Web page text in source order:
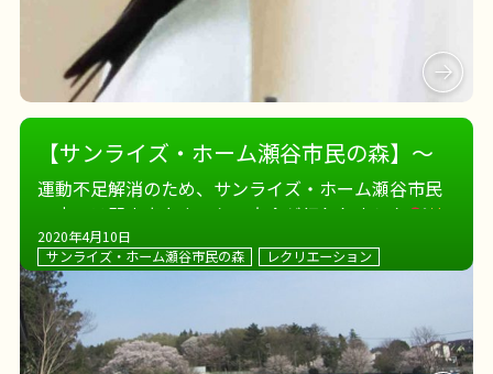
【サンライズ・ホーム瀬谷市民の森】～
運動不足解消！即席卓上ホッケー～
運動不足解消のため、サンライズ・ホーム瀬谷市民
の森では即席卓上ホッケー大会が行われました
手作り感満載のゲームです。 ピンポン玉を２つ使用
して打ち返す、なんてことはないルールです。 でも
でも、想像以上に面白くて、大盛 […]
2020年4月10日
サンライズ・ホーム瀬谷市民の森 レクリエーション